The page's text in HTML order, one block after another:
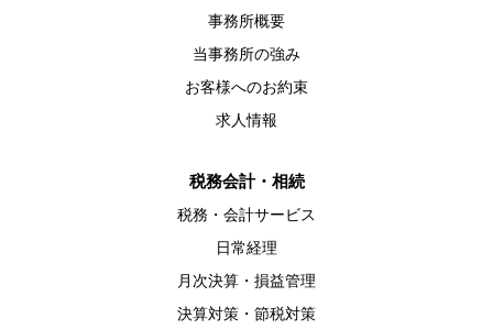
事務所概要
当事務所の強み
お客様へのお約束
求人情報
税務会計・相続
税務・会計サービス
日常経理
月次決算・損益管理
決算対策・節税対策